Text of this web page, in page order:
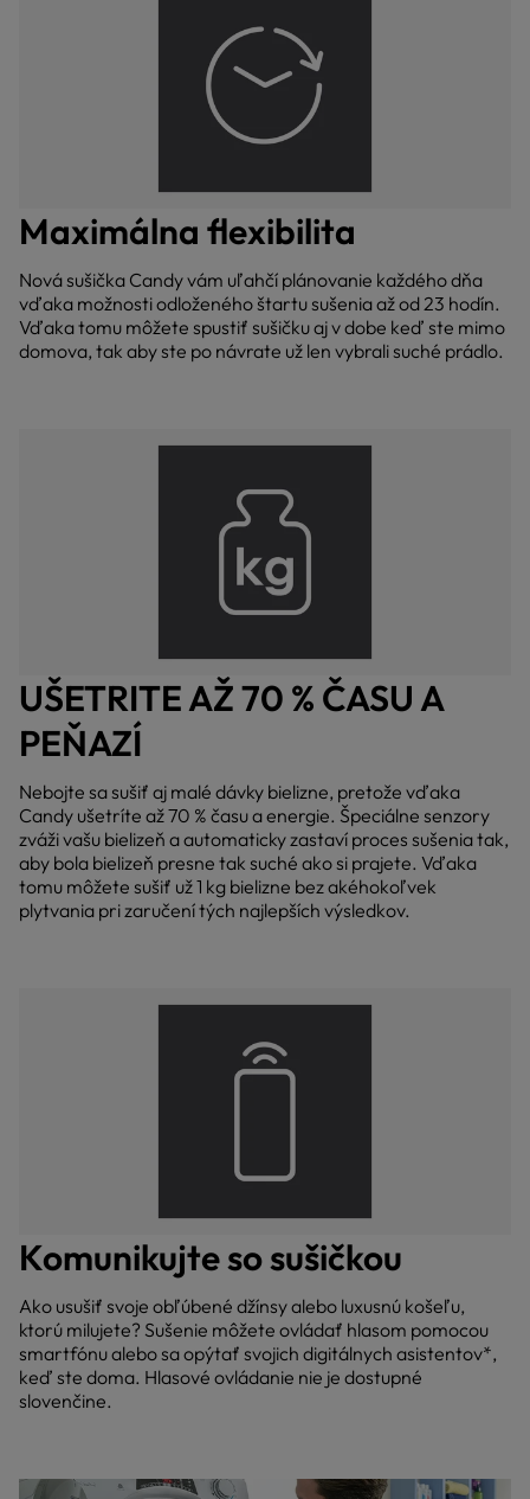
Maximálna flexibilita
Nová sušička Candy vám uľahčí plánovanie každého dňa
vďaka možnosti odloženého štartu sušenia až od 23 hodín.
Vďaka tomu môžete spustiť sušičku aj v dobe keď ste mimo
domova, tak aby ste po návrate už len vybrali suché prádlo.
UŠETRITE AŽ 70 % ČASU A
PEŇAZÍ
Nebojte sa sušiť aj malé dávky bielizne, pretože vďaka
Candy ušetríte až 70 % času a energie. Špeciálne senzory
zváži vašu bielizeň a automaticky zastaví proces sušenia tak,
aby bola bielizeň presne tak suché ako si prajete. Vďaka
tomu môžete sušiť už 1 kg bielizne bez akéhokoľvek
plytvania pri zaručení tých najlepších výsledkov.
Komunikujte so sušičkou
Ako usušiť svoje obľúbené džínsy alebo luxusnú košeľu,
ktorú milujete? Sušenie môžete ovládať hlasom pomocou
smartfónu alebo sa opýtať svojich digitálnych asistentov*,
keď ste doma. Hlasové ovládanie nie je dostupné
slovenčine.